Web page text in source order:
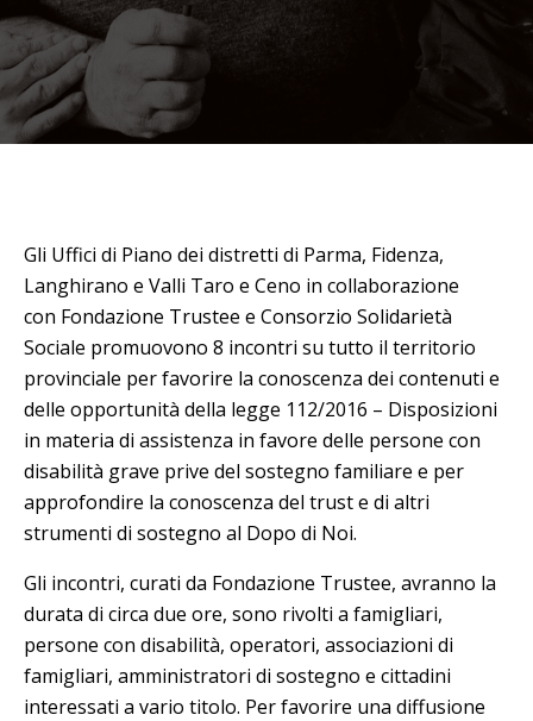
Gli Uffici di Piano dei distretti di Parma, Fidenza,
Langhirano e Valli Taro e Ceno in collaborazione
con Fondazione Trustee e Consorzio Solidarietà
Sociale promuovono 8 incontri su tutto il territorio
provinciale per favorire la conoscenza dei contenuti e
delle opportunità della legge 112/2016 – Disposizioni
in materia di assistenza in favore delle persone con
disabilità grave prive del sostegno familiare e per
approfondire la conoscenza del trust e di altri
strumenti di sostegno al Dopo di Noi.
Gli incontri, curati da Fondazione Trustee, avranno la
durata di circa due ore, sono rivolti a famigliari,
persone con disabilità, operatori, associazioni di
famigliari, amministratori di sostegno e cittadini
interessati a vario titolo. Per favorire una diffusione